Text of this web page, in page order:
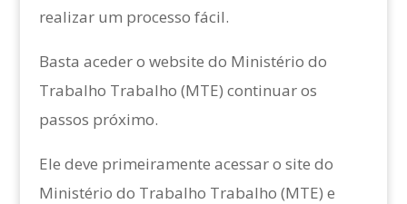
realizar um processo fácil.
Basta aceder o website do Ministério do
Trabalho Trabalho (MTE) continuar os
passos próximo.
Ele deve primeiramente acessar o site do
Ministério do Trabalho Trabalho (MTE) e